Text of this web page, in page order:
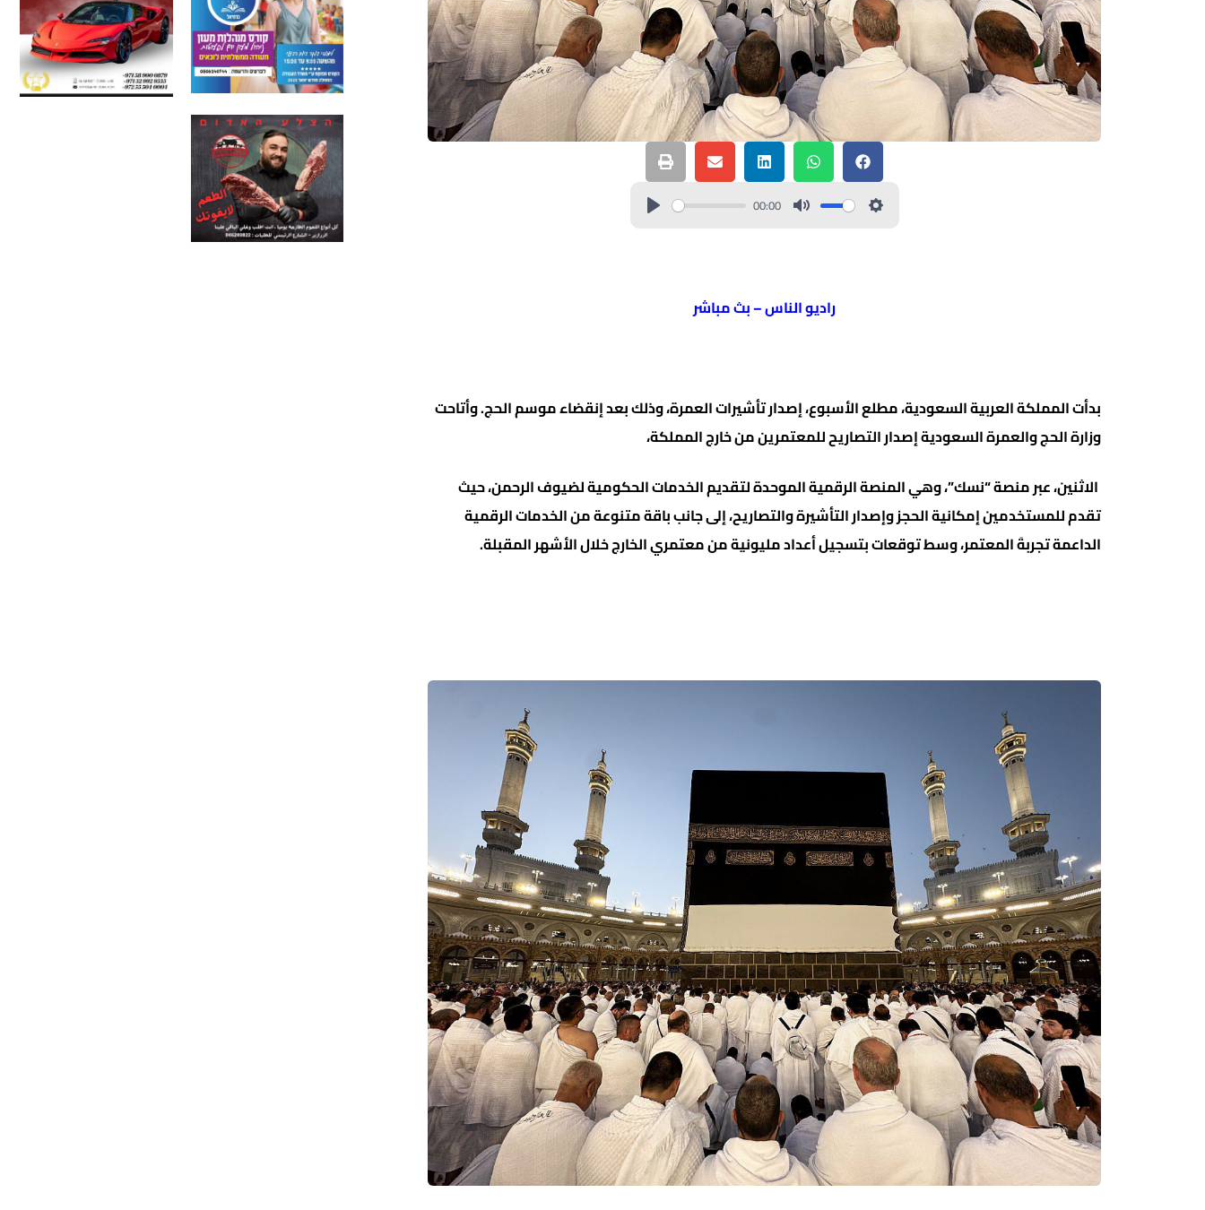
00:00
راديو الناس – بث مباشر
بدأت المملكة العربية السعودية، مطلع الأسبوع، إصدار تأشيرات العمرة، وذلك بعد إنقضاء موسم الحج. وأتاحت
وزارة الحج والعمرة السعودية إصدار التصاريح للمعتمرين من خارج المملكة،
الاثنين، عبر منصة “نسك”، وهي المنصة الرقمية الموحدة لتقديم الخدمات الحكومية لضيوف الرحمن، حيث
تقدم للمستخدمين إمكانية الحجز وإصدار التأشيرة والتصاريح، إلى جانب باقة متنوعة من الخدمات الرقمية
الداعمة تجربةَ المعتمر، وسط توقعات بتسجيل أعداد مليونية من معتمري الخارج خلال الأشهر المقبلة.